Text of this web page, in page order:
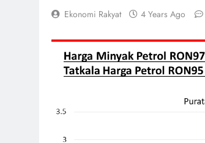
Ekonomi Rakyat 4 Years Ago